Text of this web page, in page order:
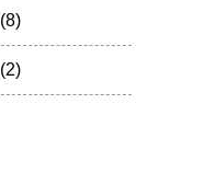
(8)
(2)